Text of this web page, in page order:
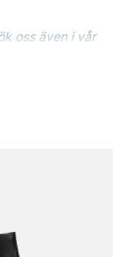
oss även i vår